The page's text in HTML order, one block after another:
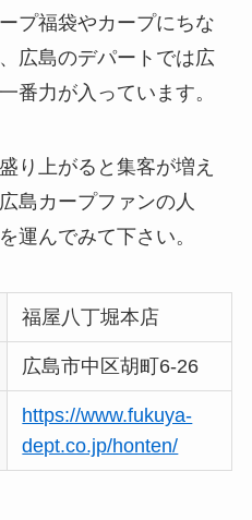
プ福袋やカープにちな
広島のデパートでは広
番力が入っています。
り上がると集客が増え
島カープファンの人
運んでみて下さい。
福屋八丁堀本店
広島市中区胡町6-26
https://www.fukuya-
dept.co.jp/honten/